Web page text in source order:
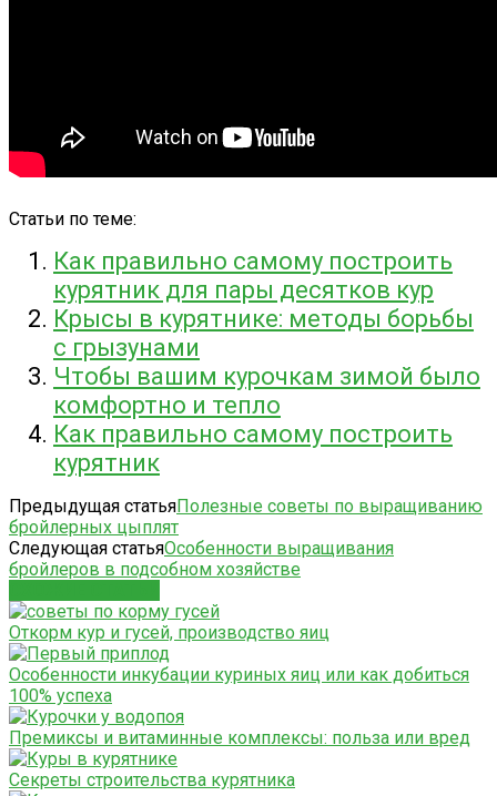
Статьи по теме:
Как правильно самому построить
курятник для пары десятков кур
Крысы в курятнике: методы борьбы
с грызунами
Чтобы вашим курочкам зимой было
комфортно и тепло
Как правильно самому построить
курятник
Предыдущая статьяПолезные советы по выращиванию
бройлерных цыплят
Следующая статьяОсобенности выращивания
бройлеров в подсобном хозяйстве
Откорм кур и гусей, производство яиц
Особенности инкубации куриных яиц или как добиться
100% успеха
Премиксы и витаминные комплексы: польза или вред
Секреты строительства курятника